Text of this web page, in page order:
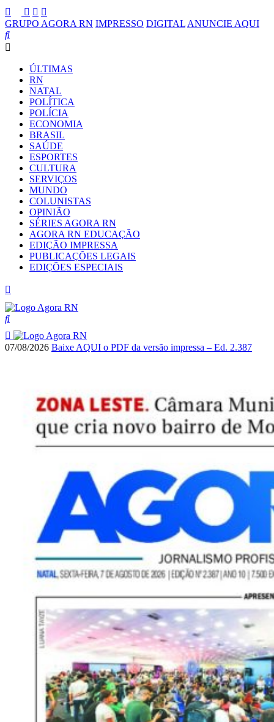
GRUPO AGORA RN IMPRESSO DIGITAL ANUNCIE AQUI
ÚLTIMAS
RN
NATAL
POLÍTICA
POLÍCIA
ECONOMIA
BRASIL
SAÚDE
ESPORTES
CULTURA
SERVIÇOS
MUNDO
COLUNISTAS
OPINIÃO
SÉRIES AGORA RN
AGORA RN EDUCAÇÃO
EDIÇÃO IMPRESSA
PUBLICAÇÕES LEGAIS
EDIÇÕES ESPECIAIS
07/08/2026 Baixe AQUI o PDF da versão impressa – Ed. 2.387